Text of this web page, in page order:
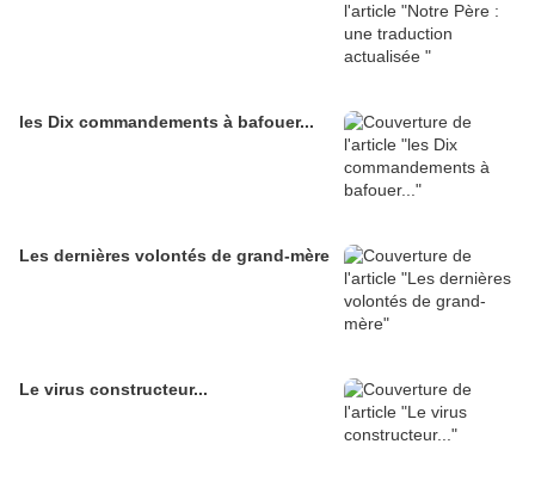
les Dix commandements à bafouer...
Les dernières volontés de grand-mère
Le virus constructeur...